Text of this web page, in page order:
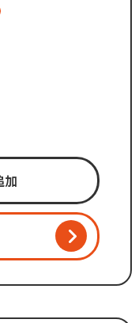
加